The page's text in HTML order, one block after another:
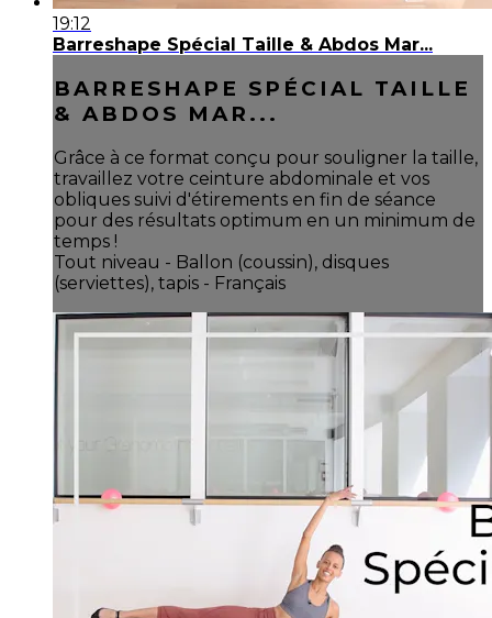
19:12
Barreshape Spécial Taille & Abdos Mar...
BARRESHAPE SPÉCIAL TAILLE
& ABDOS MAR...
Grâce à ce format conçu pour souligner la taille,
travaillez votre ceinture abdominale et vos
obliques suivi d'étirements en fin de séance
pour des résultats optimum en un minimum de
temps !
Tout niveau - Ballon (coussin), disques
(serviettes), tapis - Français